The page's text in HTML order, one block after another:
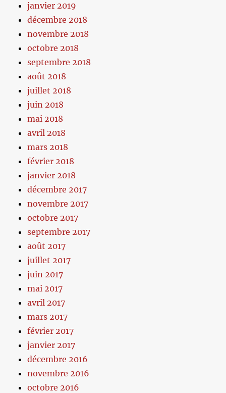
janvier 2019
décembre 2018
novembre 2018
octobre 2018
septembre 2018
août 2018
juillet 2018
juin 2018
mai 2018
avril 2018
mars 2018
février 2018
janvier 2018
décembre 2017
novembre 2017
octobre 2017
septembre 2017
août 2017
juillet 2017
juin 2017
mai 2017
avril 2017
mars 2017
février 2017
janvier 2017
décembre 2016
novembre 2016
octobre 2016